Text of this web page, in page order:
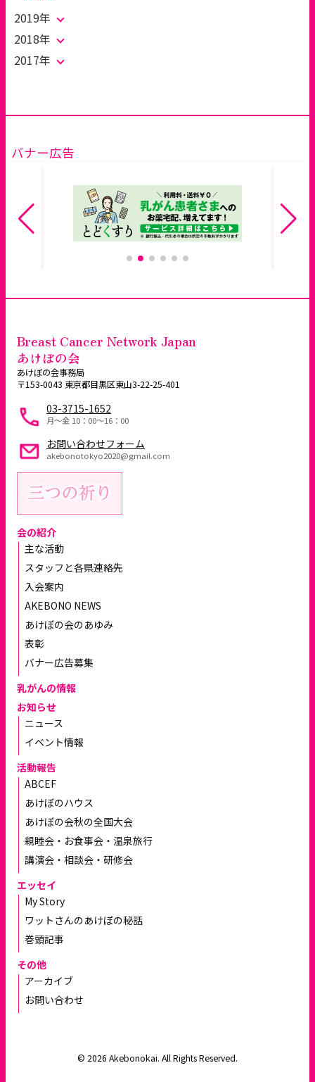
2019年
2018年
2017年
バナー広告
Breast Cancer Network Japan
あけぼの会
あけぼの会事務局
〒153-0043 東京都目黒区東山3-22-25-401
03-3715-1652
月～金 10：00〜16：00
お問い合わせフォーム
akebonotokyo2020@gmail.com
会の紹介
主な活動
スタッフと各県連絡先
入会案内
AKEBONO NEWS
あけぼの会のあゆみ
表彰
バナー広告募集
乳がんの情報
お知らせ
ニュース
イベント情報
活動報告
ABCEF
あけぼのハウス
あけぼの会秋の全国大会
親睦会・お食事会・温泉旅行
講演会・相談会・研修会
エッセイ
My Story
ワットさんのあけぼの秘話
巻頭記事
その他
アーカイブ
お問い合わせ
© 2026 Akebonokai. All Rights Reserved.